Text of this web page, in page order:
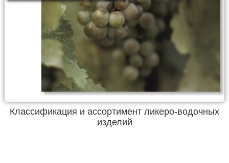
Классификация и ассортимент ликеро-водочных
изделий